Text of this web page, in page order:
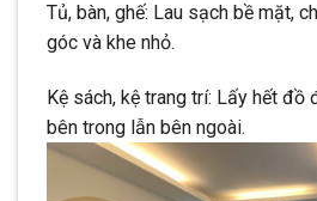
Tủ, bàn, ghế: Lau sạch bề mặt,
góc và khe nhỏ.
Kệ sách, kệ trang trí: Lấy hết đồ
bên trong lẫn bên ngoài.